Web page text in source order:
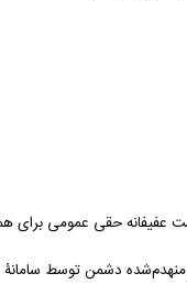
عفیفانه حقی عمومی برای
دشمن توسط